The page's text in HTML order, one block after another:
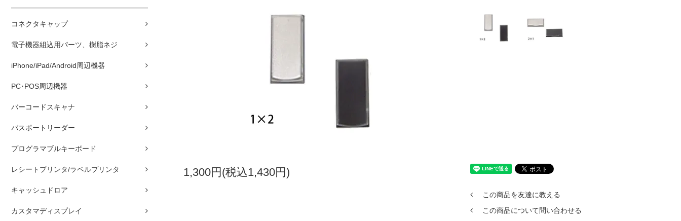
コネクタキャップ
電子機器組込用パーツ、樹脂ネジ
iPhone/iPad/Android周辺機器
PC･POS周辺機器
バーコードスキャナ
パスポートリーダー
プログラマブルキーボード
レシートプリンタ/ラベルプリンタ
キャッシュドロア
カスタマディスプレイ
1,300円(税込1,430円)
この商品を友達に教える
この商品について問い合わせる